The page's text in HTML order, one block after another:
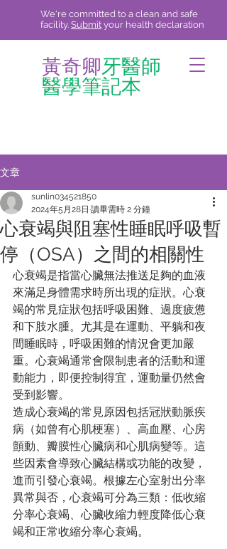
黃奇卿牙醫師
醫學筆記本
We're committed to a clean and safe
facility. Submit your health declaration
文章
心衰竭與阻塞性睡眠呼吸暫
停（OSA）之間的相關性
sunlin034521850
2024年5月28日 讀畢需時 2 分鐘
心衰竭是指當心臟無法推送足夠的血液
來滿足身體需求時所出現的症狀。心衰
竭的常見症狀包括呼吸困難、過度疲憊
和下肢水腫。尤其是在運動、平躺和夜
間睡眠時，呼吸困難的情況會更加嚴
重。心衰竭通常會限制患者的活動和運
動能力，即便控制得宜，運動量仍然會
受到影響。
造成心衰竭的常見原因包括冠狀動脈疾
病（如曾有心肌梗塞）、高血壓、心房
顫動、瓣膜性心臟病和心肌病變等。這
些因素會導致心臟結構或功能的改變，
進而引發心衰竭。根據左心室射出分率
異常與否，心衰竭可分為三類：低收縮
分率心衰竭、心臟收縮力輕度降低心衰
竭和正常收縮分率心衰竭。